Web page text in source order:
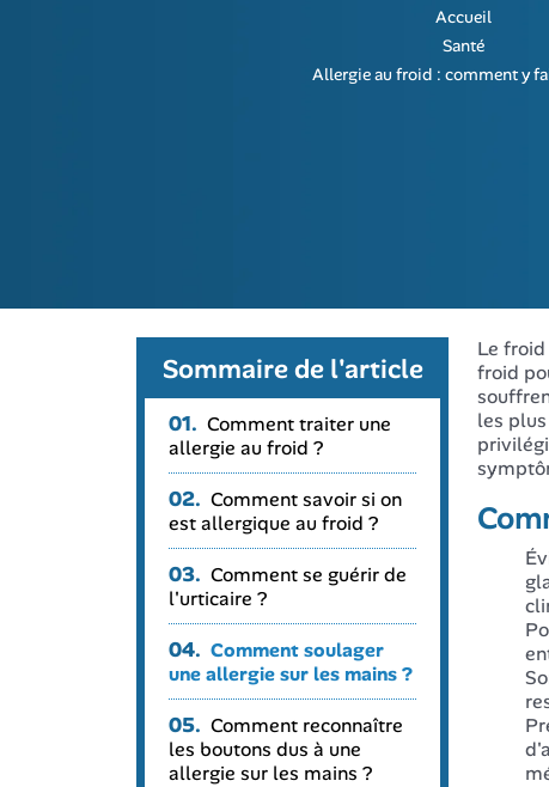
Accueil
Santé
Allergie au froid : comment y
Le
froid
les
Sommaire de l'article
01. Comment traiter une
allergie au froid ?
02. Comment savoir si on
est allergique au froid ?
03. Comment se guérir de
l'urticaire ?
04. Comment soulager
une allergie sur les mains ?
05. Comment reconnaître
les boutons dus à une
allergie sur les mains ?